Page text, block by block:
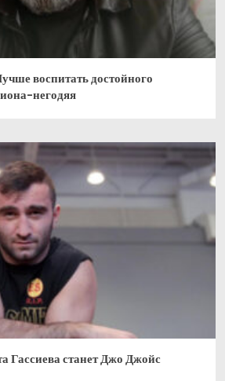
воспитать достойного
негодяя
Гассиева станет Джо Джойс